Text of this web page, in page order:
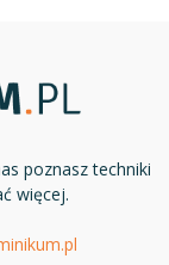
poznasz techniki
więcej.